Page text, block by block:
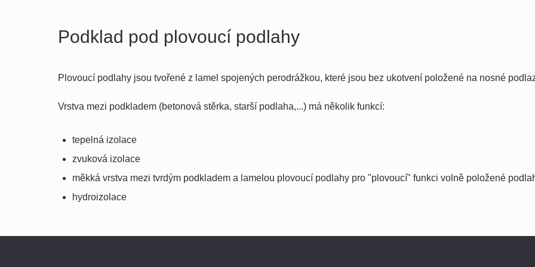
Podklad pod plovoucí podlahy
Plovoucí podlahy jsou tvořené z lamel spojených perodrážkou, které jsou bez ukotvení položené na nosné
Vrstva mezi podkladem (betonová stěrka, starší podlaha,...) má několik funkcí:
tepelná izolace
zvuková izolace
měkká vrstva mezi tvrdým podkladem a lamelou plovoucí podlahy pro "plovoucí" funkci volně položené
hydroizolace